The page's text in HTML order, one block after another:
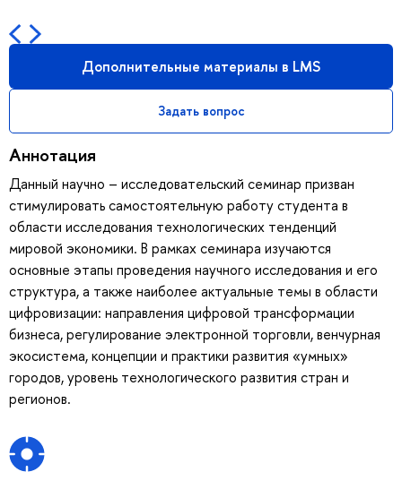
Дополнительные материалы в LMS
Задать вопрос
Аннотация
Данный научно – исследовательский семинар призван
стимулировать самостоятельную работу студента в
области исследования технологических тенденций
мировой экономики. В рамках семинара изучаются
основные этапы проведения научного исследования и его
структура, а также наиболее актуальные темы в области
цифровизации: направления цифровой трансформации
бизнеса, регулирование электронной торговли, венчурная
экосистема, концепции и практики развития «умных»
городов, уровень технологического развития стран и
регионов.